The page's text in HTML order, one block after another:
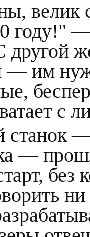
велик
году!"
другой
им
с
станок
—
без